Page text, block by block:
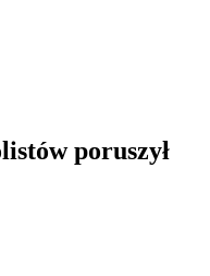
poruszył